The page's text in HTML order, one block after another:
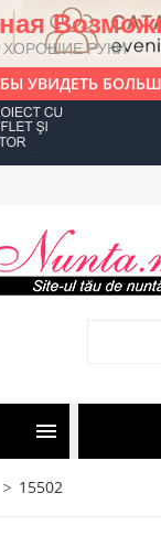
ХОРОШИЕ РУКИ
УВИДЕТЬ
15502